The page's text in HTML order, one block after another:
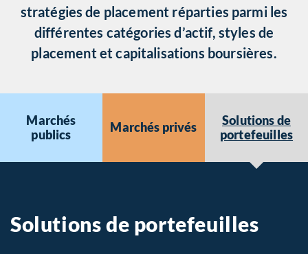
stratégies de placement réparties parmi les
différentes catégories d’actif, styles de
placement et capitalisations boursières.
Marchés
publics
Marchés privés
Solutions de
portefeuilles
Solutions de portefeuilles